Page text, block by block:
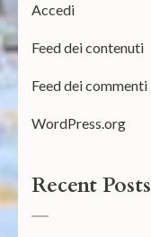
Accedi
Feed dei contenuti
Feed dei commenti
WordPress.org
Recent Posts